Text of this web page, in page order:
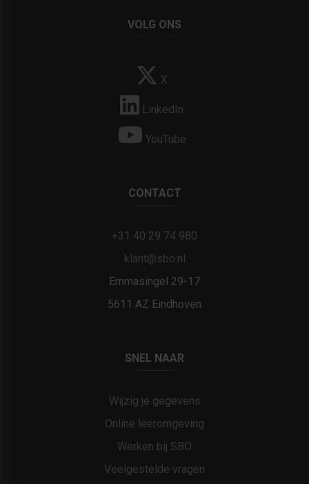
VOLG ONS
X
LinkedIn
YouTube
CONTACT
+31 40 29 74 980
klant@sbo.nl
Emmasingel 29-17
5611 AZ Eindhoven
SNEL NAAR
Wijzig je gegevens
Online leeromgeving
Werken bij SBO
Veelgestelde vragen